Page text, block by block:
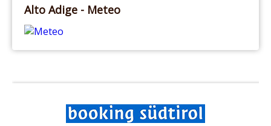
Alto Adige - Meteo